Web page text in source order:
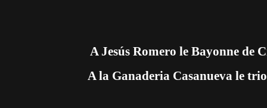
A Jesús Romero le Bayonne de
A la Ganaderia Casanueva le